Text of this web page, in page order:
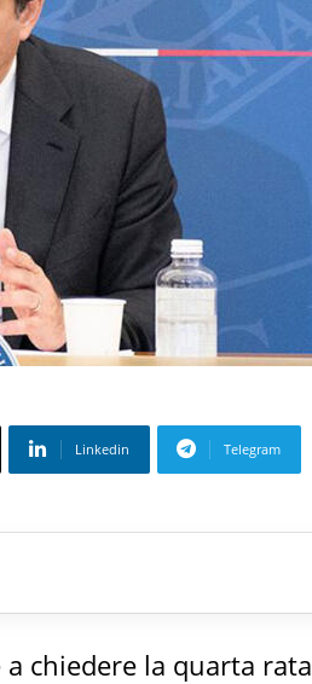
Linkedin Telegram
chiedere la quarta rata